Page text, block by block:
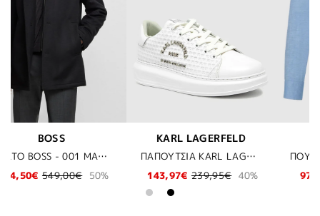
ΠΑΠΟΥΤΣΙΑ KARL LAGERFELD - 011 ΛΕΥΚΟ
40%
ΠΟΥΚΑΜΙΣΟ BOSS - 450 ΣΙΕΛ
97,97€
139,95€ 30%
ΜΠΛΟΥΖΑ - 101
29,98€
59,95€